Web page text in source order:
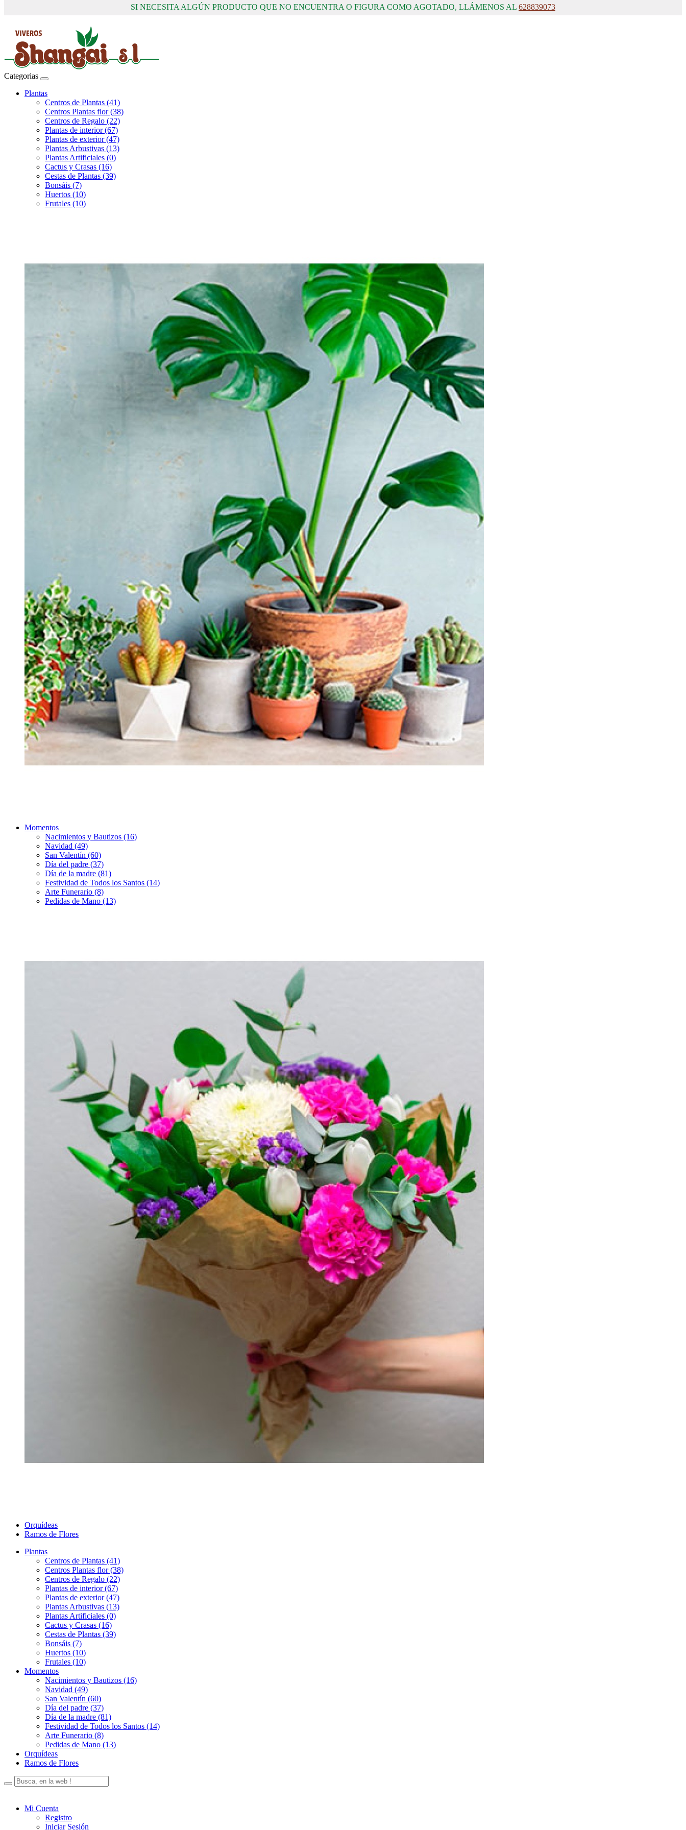
SI NECESITA ALGÚN PRODUCTO QUE NO ENCUENTRA O FIGURA COMO AGOTADO, LLÁMENOS AL 628839073
Categorias
Plantas
Centros de Plantas (41)
Centros Plantas flor (38)
Centros de Regalo (22)
Plantas de interior (67)
Plantas de exterior (47)
Plantas Arbustivas (13)
Plantas Artificiales (0)
Cactus y Crasas (16)
Cestas de Plantas (39)
Bonsáis (7)
Huertos (10)
Frutales (10)
Momentos
Nacimientos y Bautizos (16)
Navidad (49)
San Valentín (60)
Día del padre (37)
Día de la madre (81)
Festividad de Todos los Santos (14)
Arte Funerario (8)
Pedidas de Mano (13)
Orquídeas
Ramos de Flores
Plantas
Centros de Plantas (41)
Centros Plantas flor (38)
Centros de Regalo (22)
Plantas de interior (67)
Plantas de exterior (47)
Plantas Arbustivas (13)
Plantas Artificiales (0)
Cactus y Crasas (16)
Cestas de Plantas (39)
Bonsáis (7)
Huertos (10)
Frutales (10)
Momentos
Nacimientos y Bautizos (16)
Navidad (49)
San Valentín (60)
Día del padre (37)
Día de la madre (81)
Festividad de Todos los Santos (14)
Arte Funerario (8)
Pedidas de Mano (13)
Orquídeas
Ramos de Flores
Mi Cuenta
Registro
Iniciar Sesión